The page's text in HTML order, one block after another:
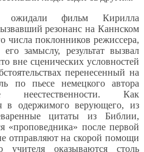
ожидали фильм Кирилла
резонанс на Каннском
числа поклонников режиссера,
замыслу, результат вызвал
вне сценических условностей
перенесенный на
по пьесе немецкого автора
неестественности. Как
в одержимого верующего, из
цитаты из Библии,
«проповедника» после первой
отправляют на скорой помощи
оказываются столь